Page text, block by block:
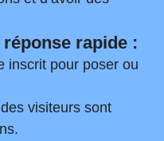
rapide :
inscrit pour poser ou
visiteurs sont